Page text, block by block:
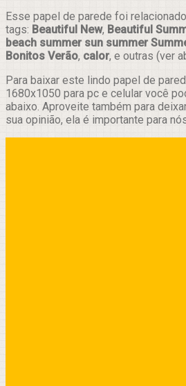
Esse papel de parede foi
tags: Beautiful New, Beautiful
beach summer sun summer
Bonitos Verão, calor, e outras (ver
Para baixar este lindo papel de
1680x1050 para pc e celular você
abaixo. Aproveite também para
sua opinião, ela é importante para